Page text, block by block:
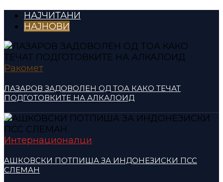
НАЈЧИТАНИ
НАЈНОВИ
Ракомет
ЛАЗАРОВ ЗАДОВОЛЕН ОД ТОА КАКО ТЕЧАТ
ПОДГОТОВКИТЕ НА АЛКАЛОИД
Интернационалци
АШКОВСКИ ПОТПИША ЗА ИНДОНЕЗИСКИ ПСС
СЛЕМАН